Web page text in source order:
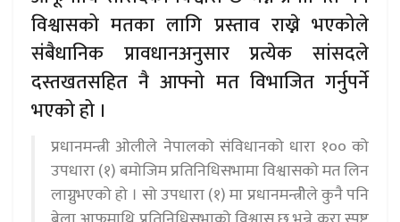
विश्वासको मतका लागि प्रस्ताव राख्ने भएकोले
संबैधानिक प्रावधानअनुसार प्रत्येक सांसदले
दस्तखतसहित नै आफ्नो मत विभाजित गर्नुपर्ने
भएको हो ।
प्रधानमन्त्री ओलीले नेपालको संविधानको धारा १०० को
उपधारा (१) बमोजिम प्रतिनिधिसभामा विश्वासको मत लिन
लाग्नुभएको हो । सो उपधारा (१) मा प्रधानमन्त्रीेले कुनै पनि